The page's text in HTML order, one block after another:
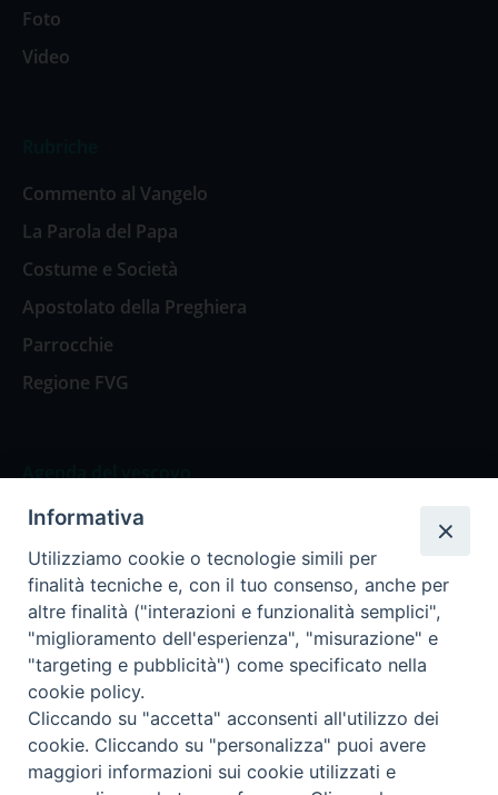
Foto
Video
Commento al Vangelo
La Parola del Papa
Costume e Società
Apostolato della Preghiera
Parrocchie
Regione FVG
Agenda del vescovo
Agenda del vescovo
Privacy Policy Trasparenza
Termini e Condizioni
Informativa per il trattamento dei dati personali
Informativa
Utilizziamo cookie o tecnologie simili per
finalità tecniche e, con il tuo consenso, anche per
altre finalità ("interazioni e funzionalità semplici",
"miglioramento dell'esperienza", "misurazione" e
"targeting e pubblicità") come specificato nella
cookie policy.
Cliccando su "accetta" acconsenti all'utilizzo dei
cookie. Cliccando su "personalizza" puoi avere
maggiori informazioni sui cookie utilizzati e